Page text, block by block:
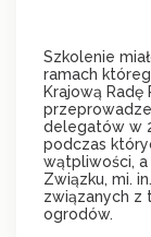
Szkolenie
ramach
Krajową
delegatów w
podczas
wątpliwości,
Związku, mi.
związanych z
ogrodów.